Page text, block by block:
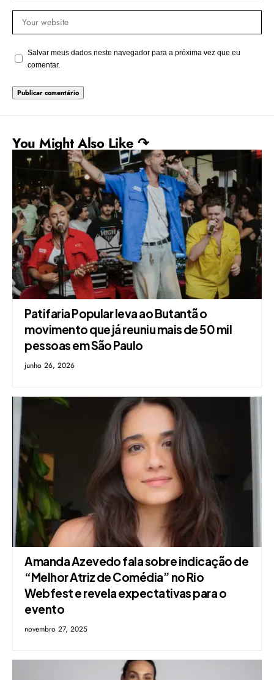
Salvar meus dados neste navegador para a próxima vez que eu
comentar.
You Might Also Like ↷
Patifaria Popular leva ao Butantã o
movimento que já reuniu mais de 50 mil
pessoas em São Paulo
junho 26, 2026
Amanda Azevedo fala sobre indicação de
“Melhor Atriz de Comédia” no Rio
Webfest e revela expectativas para o
evento
novembro 27, 2025